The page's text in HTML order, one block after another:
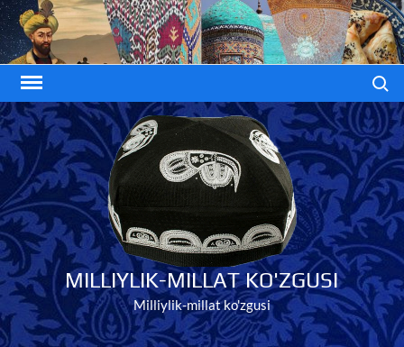
Skip
to
content
MILLIYLIK-MILLAT KO'ZGUSI
Milliylik-millat ko'zgusi